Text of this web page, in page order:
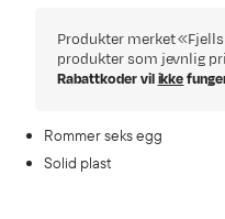
Produkter merket
produkter som jevnlig
Rabattkoder vilikke
Rommer seks egg
Solid plast